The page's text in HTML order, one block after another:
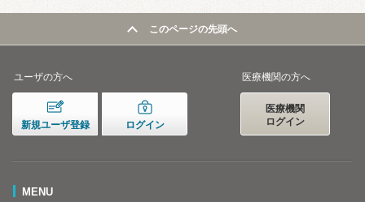
このページの先頭へ
ユーザの方へ
新規ユーザ登録 ログイン
医療機関の方へ
医療機関
ログイン
MENU